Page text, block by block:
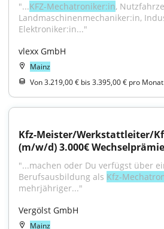
"...KFZ-Mechatroniker:in,
Landmaschinenmechaniker:in,
Elektroniker:in..."
vlexx GmbH
Mainz
Von 3.219,00 € bis 3.395,00 € pro Monat
Kfz-Meister/Werkstattleiter/
(m/w/d) 3.000€ Wechselprämie
"...machen oder Du verfügst über
Berufsausbildung als Kfz-
mehrjähriger..."
Vergölst GmbH
Mainz